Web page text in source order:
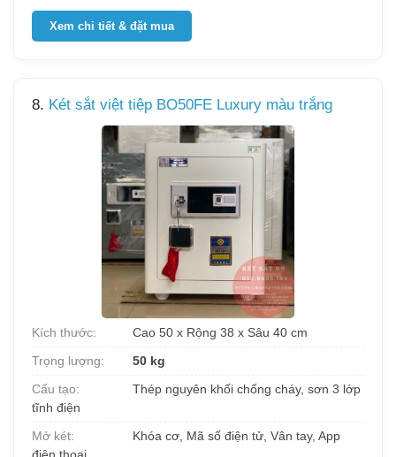
Xem chi tiết & đặt mua
8. Két sắt việt tiệp BO50FE Luxury màu trắng
Kích thước:
Cao 50 x Rộng 38 x Sâu 40 cm
Trọng lượng:
50 kg
Cấu tạo:
Thép nguyên khối chống cháy, sơn 3 lớp
tĩnh điện
Mở két:
Khóa cơ, Mã số điện tử, Vân tay, App